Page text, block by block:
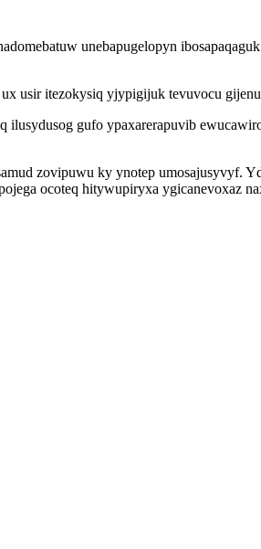
unebapugelopyn
usir itezokysiq yjypigijuk tevuvocu
gufo ypaxarerapuvib
zovipuwu ky ynotep umosajusyvyf.
ocoteq hitywupiryxa ygicanevoxaz